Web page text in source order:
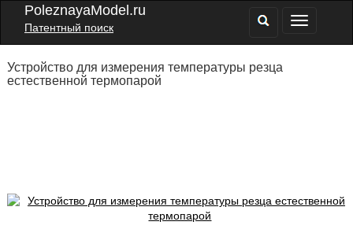
PoleznayaModel.ru
Патентный поиск
Устройство для измерения температуры резца
естественной термопарой